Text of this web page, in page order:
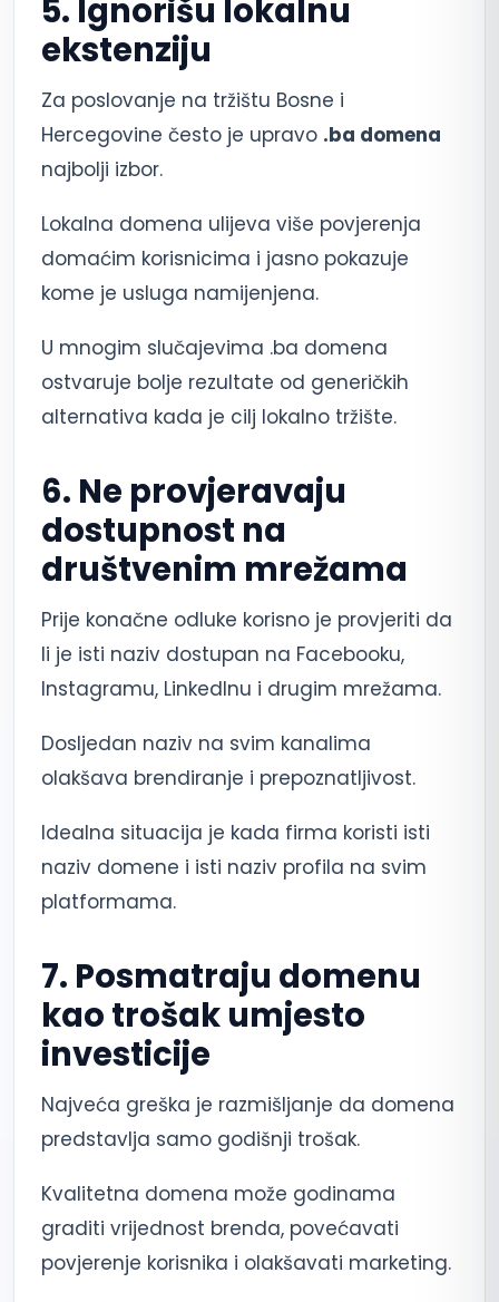
5. Ignorišu lokalnu
ekstenziju
Za poslovanje na tržištu Bosne i
Hercegovine često je upravo .ba domena
najbolji izbor.
Lokalna domena ulijeva više povjerenja
domaćim korisnicima i jasno pokazuje
kome je usluga namijenjena.
U mnogim slučajevima .ba domena
ostvaruje bolje rezultate od generičkih
alternativa kada je cilj lokalno tržište.
6. Ne provjeravaju
dostupnost na
društvenim mrežama
Prije konačne odluke korisno je provjeriti da
li je isti naziv dostupan na Facebooku,
Instagramu, LinkedInu i drugim mrežama.
Dosljedan naziv na svim kanalima
olakšava brendiranje i prepoznatljivost.
Idealna situacija je kada firma koristi isti
naziv domene i isti naziv profila na svim
platformama.
7. Posmatraju domenu
kao trošak umjesto
investicije
Najveća greška je razmišljanje da domena
predstavlja samo godišnji trošak.
Kvalitetna domena može godinama
graditi vrijednost brenda, povećavati
povjerenje korisnika i olakšavati marketing.